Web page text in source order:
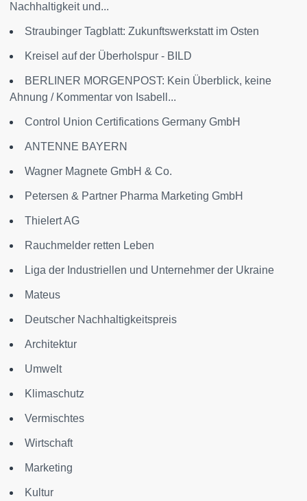
Nachhaltigkeit und...
Straubinger Tagblatt: Zukunftswerkstatt im Osten
Kreisel auf der Überholspur - BILD
BERLINER MORGENPOST: Kein Überblick, keine
Ahnung / Kommentar von Isabell...
Control Union Certifications Germany GmbH
ANTENNE BAYERN
Wagner Magnete GmbH & Co.
Petersen & Partner Pharma Marketing GmbH
Thielert AG
Rauchmelder retten Leben
Liga der Industriellen und Unternehmer der Ukraine
Mateus
Deutscher Nachhaltigkeitspreis
Architektur
Umwelt
Klimaschutz
Vermischtes
Wirtschaft
Marketing
Kultur